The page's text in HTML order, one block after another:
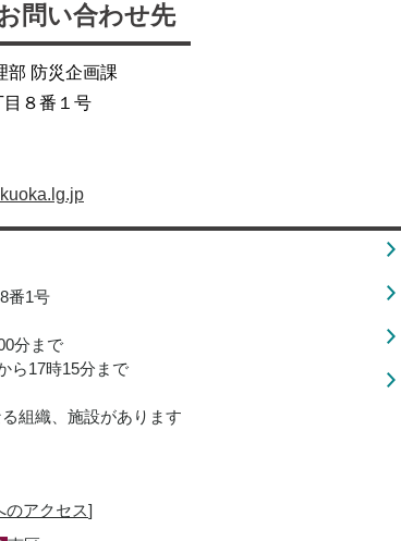
問い合わせ先
部 防災企画課
８番１号
番1号
分まで
ら17時15分まで
組織、施設があります
のアクセス]